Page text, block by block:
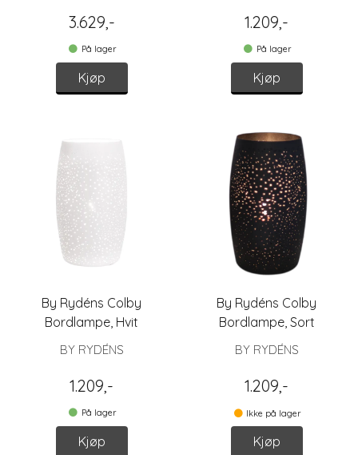
3.629,-
På lager
Kjøp
1.209,-
På lager
Kjøp
By Rydéns Colby
Bordlampe, Hvit
BY RYDÉNS
1.209,-
På lager
Kjøp
By Rydéns Colby
Bordlampe, Sort
BY RYDÉNS
1.209,-
Ikke på lager
Kjøp